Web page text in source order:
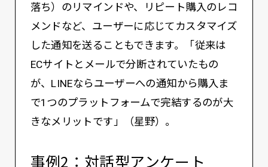
落ち）のリマインドや、リピート購入のレコ
メンドなど、ユーザーに応じてカスタマイズ
した通知を送ることもできます。「従来は
ECサイトとメールで分断されていたもの
が、LINEならユーザーへの通知から購入ま
で1つのプラットフォームで完結するのが大
きなメリットです」（星野）。
事例2：対話型アンケート